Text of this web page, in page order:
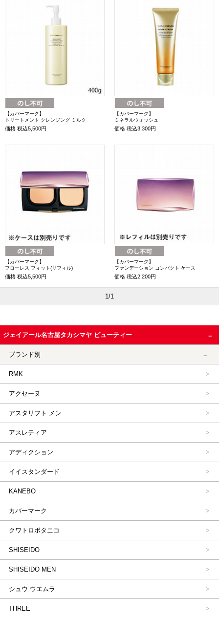
【カバーマーク】
トリートメント クレンジング ミルク
価格 税込5,500円
【カバーマーク】
ミネラルウォッシュ
価格 税込3,300円
【カバーマーク】
フローレス フィット(リフィル)
価格 税込5,500円
【カバーマーク】
ファンデーション コンパクト ケース
価格 税込2,200円
1/1
ジェイアール名古屋タカシマヤ ビューティー
ブランド別
RMK
アクセーヌ
アスタリフト メン
アスレティア
アディクション
イイスタンダード
KANEBO
カバーマーク
クワトロボタニコ
SHISEIDO
SHISEIDO MEN
シュウ ウエムラ
THREE